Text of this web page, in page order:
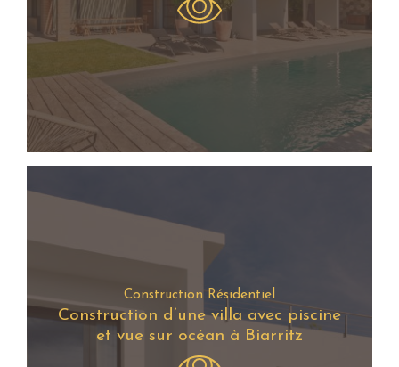
Construction Résidentiel
Construction d’une villa avec piscine
et vue sur océan à Biarritz